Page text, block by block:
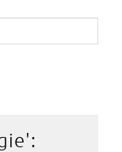
':